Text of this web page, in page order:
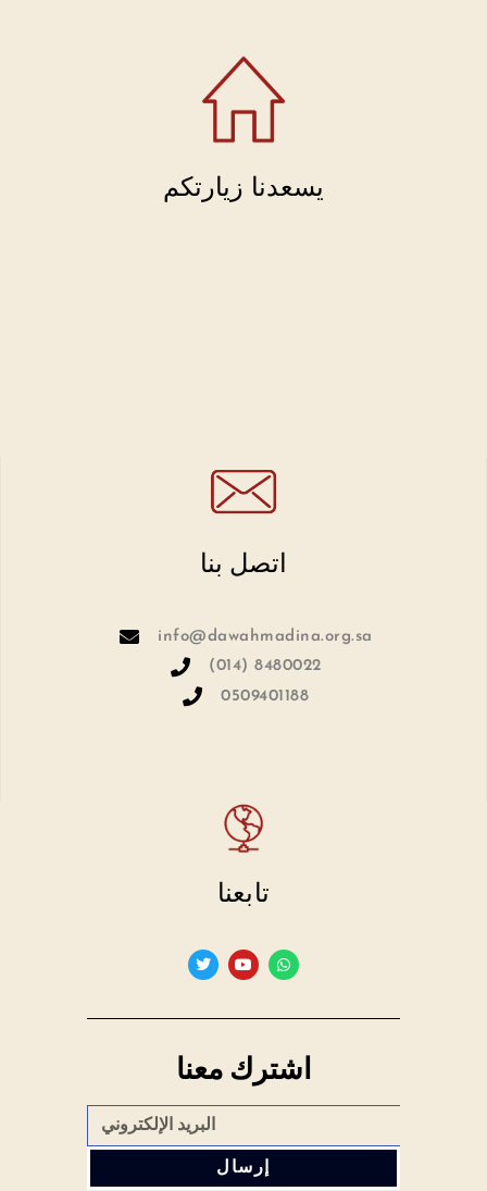
يسعدنا زيارتكم
اتصل بنا
info@dawahmadina.org.sa
(014) 8480022
0509401188
تابعنا
اشترك معنا
إرسال